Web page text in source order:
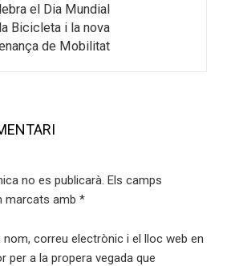
el Dia Mundial
Bicicleta i la nova
de Mobilitat
no es publicarà. Els camps
marcats amb *
nom, correu electrònic i el lloc web en
per a la propera vegada que